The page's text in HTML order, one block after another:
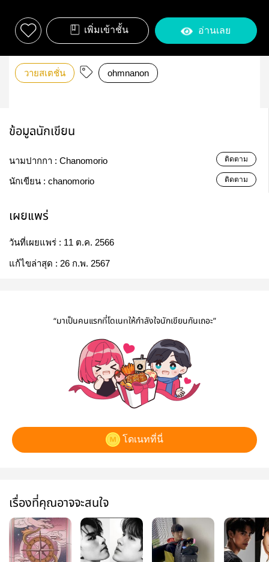
เพิ่มเข้าชั้น อ่านเลย
วายสเตชั่น ohmnanon
ข้อมูลนักเขียน
นามปากกา : Chanomorio ติดตาม
นักเขียน : chanomorio ติดตาม
เผยแพร่
วันที่เผยแพร่ : 11 ต.ค. 2566
แก้ไขล่าสุด : 26 ก.พ. 2567
“มาเป็นคนแรกที่โดเนทให้กำลังใจนักเขียนกันเถอะ”
โดเนทที่นี่
เรื่องที่คุณอาจจะสนใจ